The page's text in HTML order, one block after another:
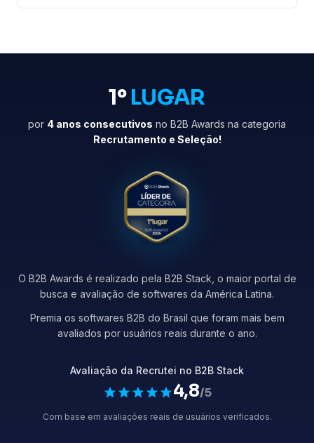
1ºLUGAR
por 4 anos consecutivos no B2B Awards na categoria
Recrutamento e Seleção!
O B2B Awards é realizado pela B2B Stack, o maior portal de
busca e avaliação de softwares da América Latina.
Premia os softwares B2B do Brasil que foram mais bem
avaliados por usuários reais durante o ano.
Avaliação da Recrutei no B2B Stack
4,8/5
Com base em avaliações reais de usuários verificados.